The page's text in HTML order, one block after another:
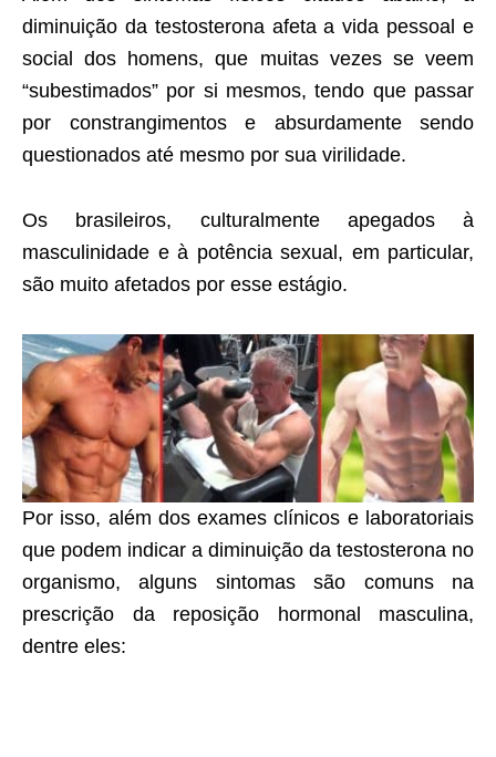
diminuição da testosterona afeta a vida pessoal e
social dos homens, que muitas vezes se veem
“subestimados” por si mesmos, tendo que passar
por constrangimentos e absurdamente sendo
questionados até mesmo por sua virilidade.
Os brasileiros, culturalmente apegados à
masculinidade e à potência sexual, em particular,
são muito afetados por esse estágio.
Por isso, além dos exames clínicos e laboratoriais
que podem indicar a diminuição da testosterona no
organismo, alguns sintomas são comuns na
prescrição da reposição hormonal masculina,
dentre eles: